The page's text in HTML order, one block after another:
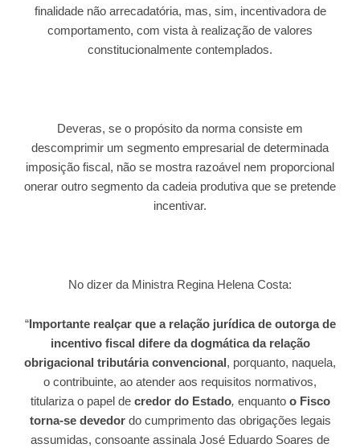
finalidade não arrecadatória, mas, sim, incentivadora de
comportamento, com vista à realização de valores
constitucionalmente contemplados.
Deveras, se o propósito da norma consiste em
descomprimir um segmento empresarial de determinada
imposição fiscal, não se mostra razoável nem proporcional
onerar outro segmento da cadeia produtiva que se pretende
incentivar.
No dizer da Ministra Regina Helena Costa:
“Importante realçar que a relação jurídica de outorga de
incentivo fiscal difere da dogmática da relação
obrigacional tributária convencional, porquanto, naquela,
o contribuinte, ao atender aos requisitos normativos,
titulariza o papel de credor do Estado, enquanto o Fisco
torna-se devedor do cumprimento das obrigações legais
assumidas, consoante assinala José Eduardo Soares de